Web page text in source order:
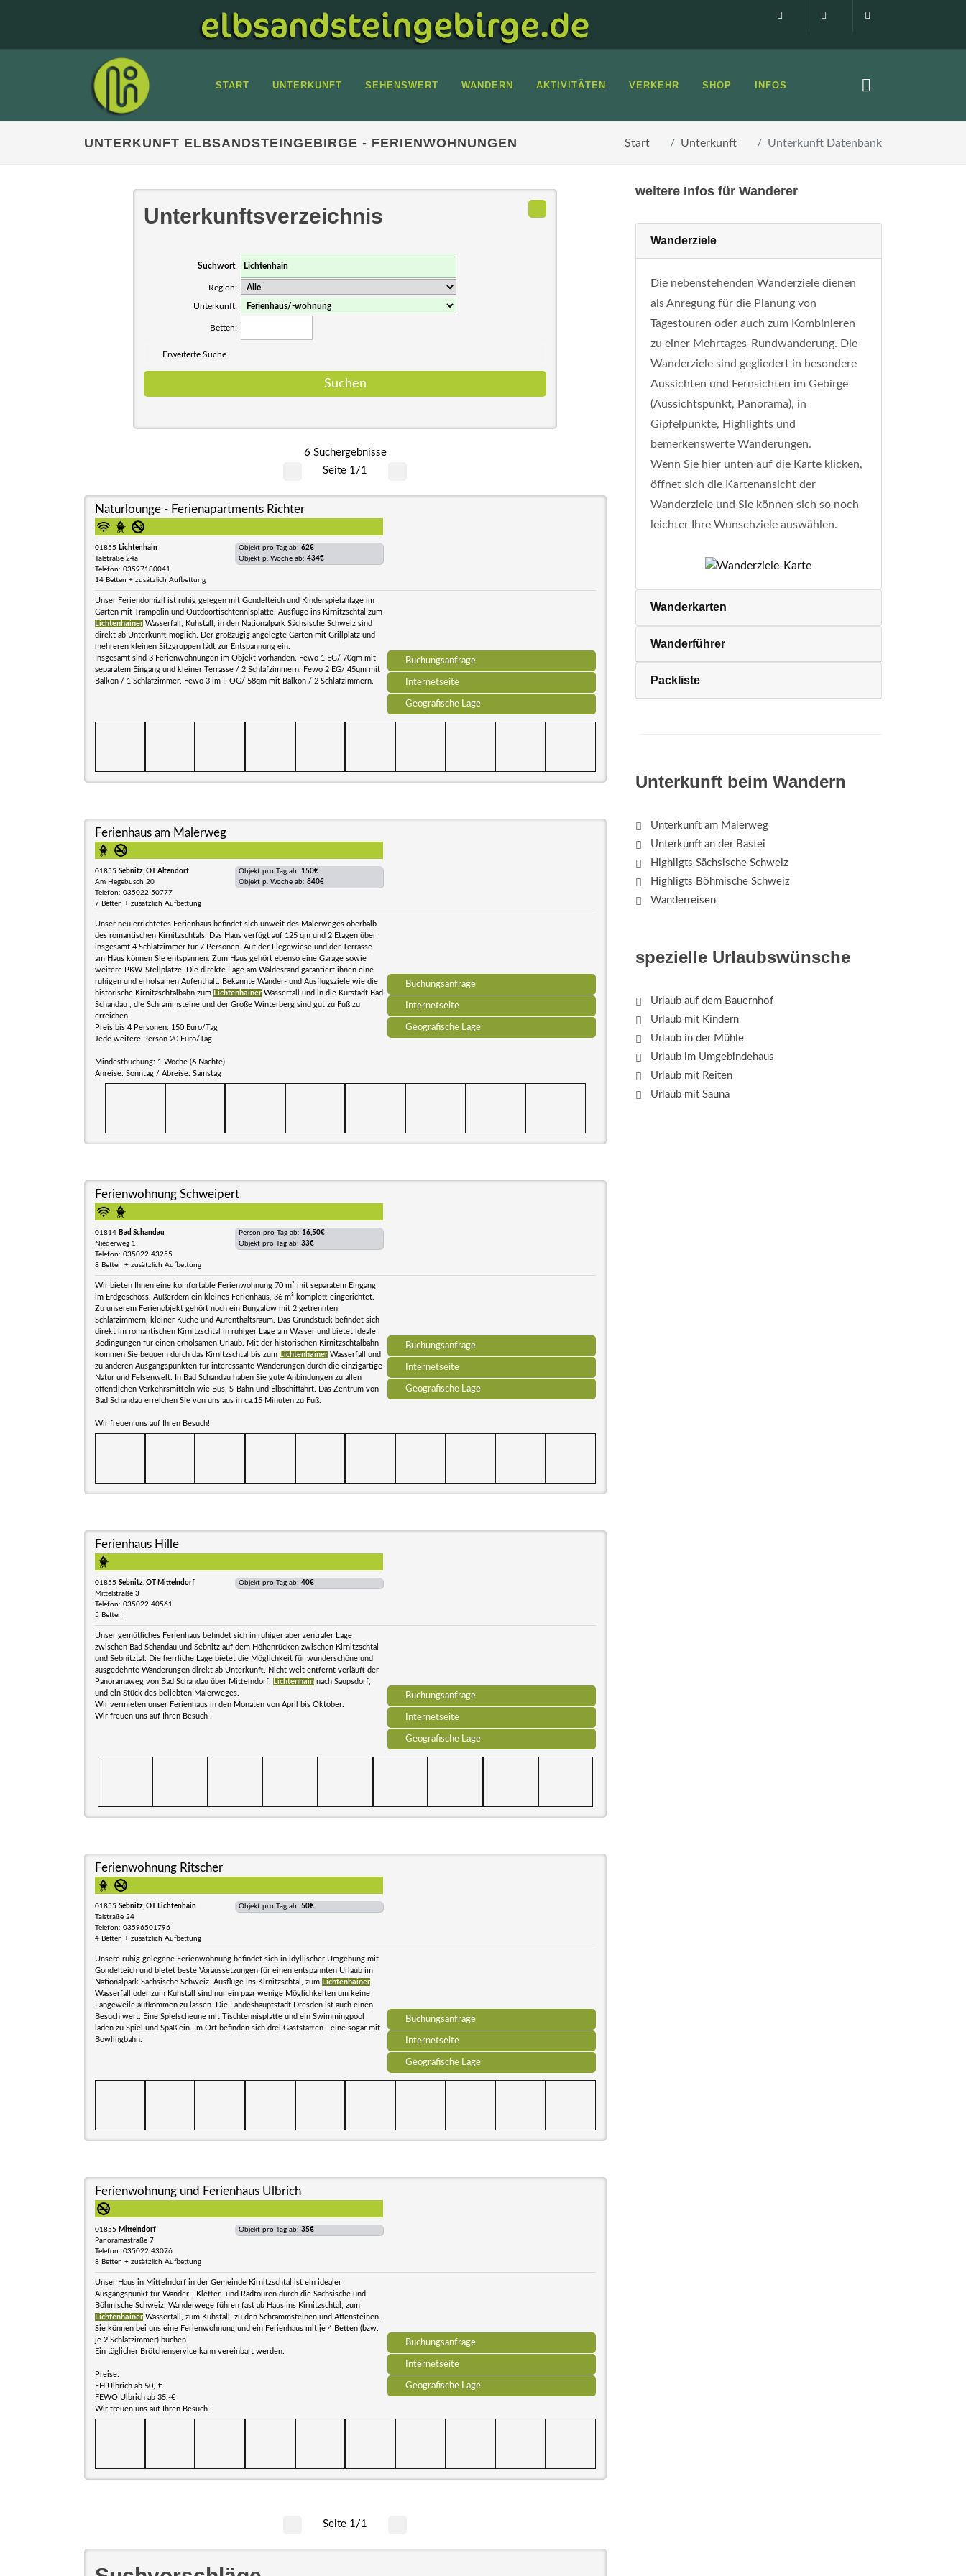
Impressum0160 99873408
START UNTERKUNFT SEHENSWERT WANDERN AKTIVITÄTEN VERKEHR SHOP INFOS
UNTERKUNFT ELBSANDSTEINGEBIRGE - FERIENWOHNUNGEN Start Unterkunft Unterkunft Datenbank
Unterkunftsverzeichnis
Suchwort:
Region:
Unterkunft:
Betten:
Erweiterte Suche
6 Suchergebnisse
Seite 1/1
Buchungsanfrage
Internetseite
Geografische Lage
Naturlounge - Ferienapartments Richter
01855 Lichtenhain
Talstraße 24a
Telefon: 03597180041
14 Betten + zusätzlich Aufbettung
Objekt pro Tag ab: 62€
Objekt p. Woche ab: 434€
Unser Feriendomizil ist ruhig gelegen mit Gondelteich und Kinderspielanlage im
Garten mit Trampolin und Outdoortischtennisplatte. Ausflüge ins Kirnitzschtal zum
Lichtenhainer Wasserfall, Kuhstall, in den Nationalpark Sächsische Schweiz sind
direkt ab Unterkunft möglich. Der großzügig angelegte Garten mit Grillplatz und
mehreren kleinen Sitzgruppen lädt zur Entspannung ein.
Insgesamt sind 3 Ferienwohnungen im Objekt vorhanden. Fewo 1 EG/ 70qm mit
separatem Eingang und kleiner Terrasse / 2 Schlafzimmern. Fewo 2 EG/ 45qm mit
Balkon / 1 Schlafzimmer. Fewo 3 im I. OG/ 58qm mit Balkon / 2 Schlafzimmern.
Buchungsanfrage
Internetseite
Geografische Lage
Ferienhaus am Malerweg
01855 Sebnitz, OT Altendorf
Am Hegebusch 20
Telefon: 035022 50777
7 Betten + zusätzlich Aufbettung
Objekt pro Tag ab: 150€
Objekt p. Woche ab: 840€
Unser neu errichtetes Ferienhaus befindet sich unweit des Malerweges oberhalb
des romantischen Kirnitzschtals. Das Haus verfügt auf 125 qm und 2 Etagen über
insgesamt 4 Schlafzimmer für 7 Personen. Auf der Liegewiese und der Terrasse
am Haus können Sie entspannen. Zum Haus gehört ebenso eine Garage sowie
weitere PKW-Stellplätze. Die direkte Lage am Waldesrand garantiert ihnen eine
ruhigen und erholsamen Aufenthalt. Bekannte Wander- und Ausflugsziele wie die
historische Kirnitzschtalbahn zum Lichtenhainer Wasserfall und in die Kurstadt Bad
Schandau , die Schrammsteine und der Große Winterberg sind gut zu Fuß zu
erreichen.
Preis bis 4 Personen: 150 Euro/Tag
Jede weitere Person 20 Euro/Tag
Mindestbuchung: 1 Woche (6 Nächte)
Anreise: Sonntag / Abreise: Samstag
Buchungsanfrage
Internetseite
Geografische Lage
Ferienwohnung Schweipert
01814 Bad Schandau
Niederweg 1
Telefon: 035022 43255
8 Betten + zusätzlich Aufbettung
Person pro Tag ab: 16,50€
Objekt pro Tag ab: 33€
Wir bieten Ihnen eine komfortable Ferienwohnung 70 m² mit separatem Eingang
im Erdgeschoss. Außerdem ein kleines Ferienhaus, 36 m² komplett eingerichtet.
Zu unserem Ferienobjekt gehört noch ein Bungalow mit 2 getrennten
Schlafzimmern, kleiner Küche und Aufenthaltsraum. Das Grundstück befindet sich
direkt im romantischen Kirnitzschtal in ruhiger Lage am Wasser und bietet ideale
Bedingungen für einen erholsamen Urlaub. Mit der historischen Kirnitzschtalbahn
kommen Sie bequem durch das Kirnitzschtal bis zum Lichtenhainer Wasserfall und
zu anderen Ausgangspunkten für interessante Wanderungen durch die einzigartige
Natur und Felsenwelt. In Bad Schandau haben Sie gute Anbindungen zu allen
öffentlichen Verkehrsmitteln wie Bus, S-Bahn und Elbschiffahrt. Das Zentrum von
Bad Schandau erreichen Sie von uns aus in ca.15 Minuten zu Fuß.
Wir freuen uns auf Ihren Besuch!
Buchungsanfrage
Internetseite
Geografische Lage
Ferienhaus Hille
01855 Sebnitz, OT Mittelndorf
Mittelstraße 3
Telefon: 035022 40561
5 Betten
Objekt pro Tag ab: 40€
Unser gemütliches Ferienhaus befindet sich in ruhiger aber zentraler Lage
zwischen Bad Schandau und Sebnitz auf dem Höhenrücken zwischen Kirnitzschtal
und Sebnitztal. Die herrliche Lage bietet die Möglichkeit für wunderschöne und
ausgedehnte Wanderungen direkt ab Unterkunft. Nicht weit entfernt verläuft der
Panoramaweg von Bad Schandau über Mittelndorf,
Lichtenhain nach Saupsdorf,
und ein Stück des beliebten Malerweges.
Wir vermieten unser Ferienhaus in den Monaten von April bis Oktober.
Wir freuen uns auf Ihren Besuch !
Buchungsanfrage
Internetseite
Geografische Lage
Ferienwohnung Ritscher
01855 Sebnitz, OT Lichtenhain
Talstraße 24
Telefon: 03596501796
4 Betten + zusätzlich Aufbettung
Objekt pro Tag ab: 50€
Unsere ruhig gelegene Ferienwohnung befindet sich in idyllischer Umgebung mit
Gondelteich und bietet beste Voraussetzungen für einen entspannten Urlaub im
Nationalpark Sächsische Schweiz. Ausflüge ins Kirnitzschtal, zum Lichtenhainer
Wasserfall oder zum Kuhstall sind nur ein paar wenige Möglichkeiten um keine
Langeweile aufkommen zu lassen. Die Landeshauptstadt Dresden ist auch einen
Besuch wert. Eine Spielscheune mit Tischtennisplatte und ein Swimmingpool
laden zu Spiel und Spaß ein. Im Ort befinden sich drei Gaststätten - eine sogar mit
Bowlingbahn.
Buchungsanfrage
Internetseite
Geografische Lage
Ferienwohnung und Ferienhaus Ulbrich
01855 Mittelndorf
Panoramastraße 7
Telefon: 035022 43076
8 Betten + zusätzlich Aufbettung
Objekt pro Tag ab: 35€
Unser Haus in Mittelndorf in der Gemeinde Kirnitzschtal ist ein idealer
Ausgangspunkt für Wander-, Kletter- und Radtouren durch die Sächsische und
Böhmische Schweiz. Wanderwege führen fast ab Haus ins Kirnitzschtal, zum
Lichtenhainer Wasserfall, zum Kuhstall, zu den Schrammsteinen und Affensteinen.
Sie können bei uns eine Ferienwohnung und ein Ferienhaus mit je 4 Betten (bzw.
je 2 Schlafzimmer) buchen.
Ein täglicher Brötchenservice kann vereinbart werden.
Preise:
FH Ulbrich ab 50,-€
FEWO Ulbrich ab 35.-€
Wir freuen uns auf Ihren Besuch !
Seite 1/1
weitere Infos für Wanderer
Wanderziele
Die nebenstehenden Wanderziele dienen
als Anregung für die Planung von
Tagestouren oder auch zum Kombinieren
zu einer Mehrtages-Rundwanderung. Die
Wanderziele sind gegliedert in besondere
Aussichten und Fernsichten im Gebirge
(Aussichtspunkt, Panorama), in
Gipfelpunkte, Highlights und
bemerkenswerte Wanderungen.
Wenn Sie hier unten auf die Karte klicken,
öffnet sich die Kartenansicht der
Wanderziele und Sie können sich so noch
leichter Ihre Wunschziele auswählen.
Wanderkarten
Wanderführer
Packliste
Unterkunft beim Wandern
Unterkunft am Malerweg
Unterkunft an der Bastei
Highligts Sächsische Schweiz
Highligts Böhmische Schweiz
Wanderreisen
spezielle Urlaubswünsche
Urlaub auf dem Bauernhof
Urlaub mit Kindern
Urlaub in der Mühle
Urlaub im Umgebindehaus
Urlaub mit Reiten
Urlaub mit Sauna